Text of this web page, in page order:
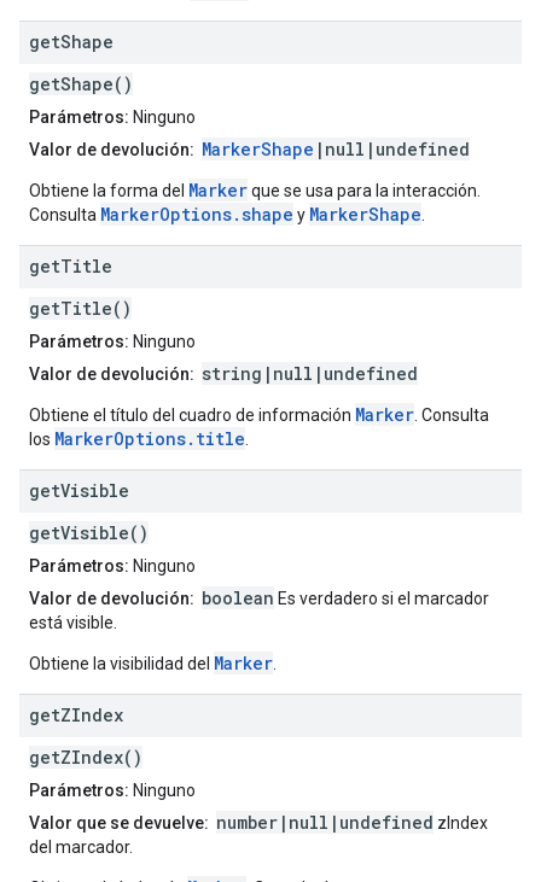
getShape
getShape()
Parámetros: Ninguno
Valor de devolución: MarkerShape |null|undefined
Obtiene la forma del Markerque se usa para la interacción.
Consulta MarkerOptions.shape y MarkerShape
getTitle
getTitle()
Parámetros: Ninguno
Valor de devolución: string|null|undefined
Obtiene el título del cuadro de información Marker . Consulta
los MarkerOptions.title
getVisible
getVisible()
Parámetros: Ninguno
Valor de devolución: boolean Es verdadero si el marcador
está visible.
Obtiene la visibilidad del Marker
getZIndex
getZIndex()
Parámetros: Ninguno
Valor que se devuelve: number|null|undefined zIndex
del marcador.